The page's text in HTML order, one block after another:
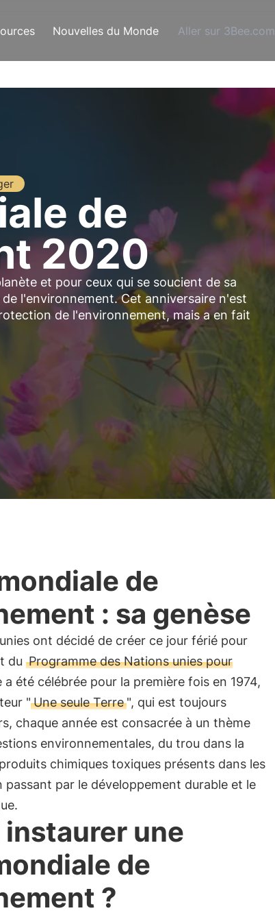
Nouvelles du Monde Aller sur 3Bee.com
de
2020
et pour ceux qui se soucient de sa
l'environnement. Cet anniversaire n'est
de l'environnement, mais a en fait
de
: sa genèse
ont décidé de créer ce jour férié pour
du Programme des Nations unies pour
a été célébrée pour la première fois en 1974,
" Une seule Terre", qui est toujours
chaque année est consacrée à un thème
environnementales, du trou dans la
chimiques toxiques présents dans les
passant par le développement durable et le
une
de
?